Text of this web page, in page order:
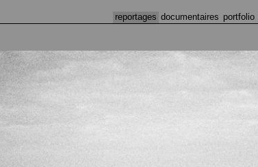
reportages documentaires portfolio